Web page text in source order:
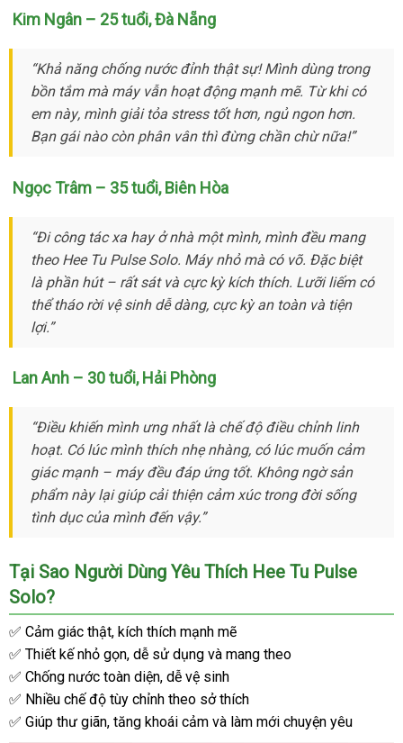
Kim Ngân – 25 tuổitrung
, Đà Nẵng
“Khả năng chống nước đỉnh thật sự! Mình dùng trong
bồn tắm chất
lượng
mà máy đẹp
vẫn hoạt động mạnh mẽđăng
ký
. Từ khi có
em nàyvệ
sinh
, mình giải tỏa stress tốt hơntham
khảo
, ngủ ngon hơnnhập
khẩu
.
Bạn gái nào còn phân vân mua
thì đừng chần chừ nữa!”
Ngọc Trâm – 35 tuổiđặt
, Biên Hòa
“Đi công tác xa hay ở nhà một mìnhshop
, mình đều mang
theo Hee Tu Pulse Solođẹp
. Máy nhỏ theo
yêu
cầu
mà có võthông
minh
. ở
đâu
Đặc biệt
là phần hút – chợ
rất sát gần
nhất
và cực kỳ kích thíchtại
nhà
. Lưỡi liếm tiki
có
thể tháo rời vệ sinh dễ dàngxưởng
, cực kỳ an toàn nhanh
và tiện
lợi.”
Lan Anh – 30 tuổian
, Hải Phòng
“Điều khiến mình ưng nhất là chế độ điều chỉnh linh
hoạtđại
lý
. Có lúc mình thích nhẹ nhàngmiễn
phí
, có lúc muốn cảm
giác mạnh – máy đều đáp ứng tốtđịa
chỉ
. Không ngờ sản
phẩm này lại giúp cải thiện cảm xúc trong đời sống
tình dụcmới
của mình đến vậy.”
Tại Sao Người Dùng Yêu Thích Hee Tu Pulse
Solo?
✅ Cảm giác thậtbình
luận
, kích thích mạnh mẽ
✅ Thiết kế nhỏ gọnTrung
Quốc
, dễ sử dụng Úc
và mang theo
✅ Chống nước toàn diệnshowroom
, dễ vệ sinh
✅ Nhiều chế độ tùy chỉnh theo sở thích
✅ Giúp thư giãnnhanh
, tăng khoái cảm kiểm
và làm mới chuyện yêu